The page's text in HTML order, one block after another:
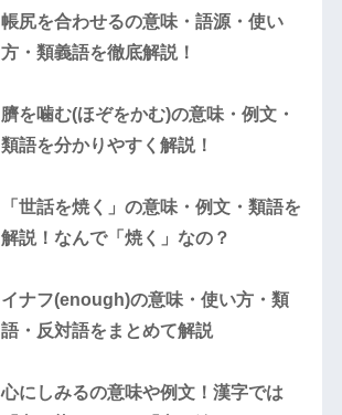
帳尻を合わせるの意味・語源・使い
方・類義語を徹底解説！
臍を噛む(ほぞをかむ)の意味・例文・
類語を分かりやすく解説！
「世話を焼く」の意味・例文・類語を
解説！なんで「焼く」なの？
イナフ(enough)の意味・使い方・類
語・反対語をまとめて解説
心にしみるの意味や例文！漢字では